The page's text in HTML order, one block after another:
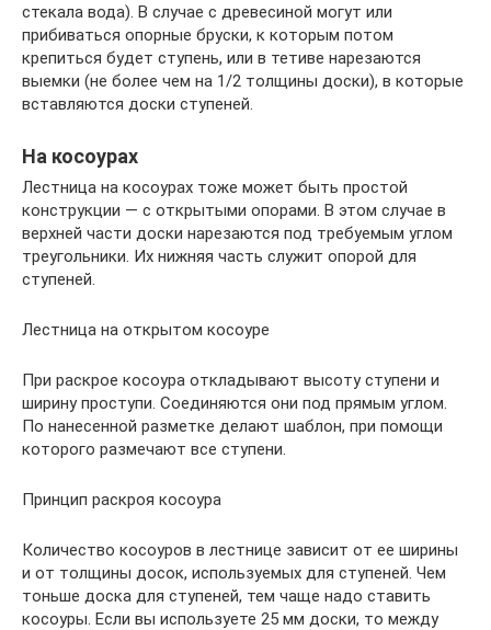
стекала вода). В случае с древесиной могут или
прибиваться опорные бруски, к которым потом
крепиться будет ступень, или в тетиве нарезаются
выемки (не более чем на 1/2 толщины доски), в которые
вставляются доски ступеней.
На косоурах
Лестница на косоурах тоже может быть простой
конструкции — с открытыми опорами. В этом случае в
верхней части доски нарезаются под требуемым углом
треугольники. Их нижняя часть служит опорой для
ступеней.
Лестница на открытом косоуре
При раскрое косоура откладывают высоту ступени и
ширину проступи. Соединяются они под прямым углом.
По нанесенной разметке делают шаблон, при помощи
которого размечают все ступени.
Принцип раскроя косоура
Количество косоуров в лестнице зависит от ее ширины
и от толщины досок, используемых для ступеней. Чем
тоньше доска для ступеней, тем чаще надо ставить
косоуры. Если вы используете 25 мм доски, то между